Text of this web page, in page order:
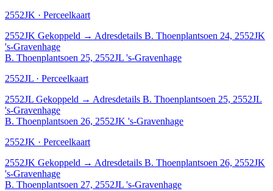
2552JK · Perceelkaart
2552JK Gekoppeld → Adresdetails B. Thoenplantsoen 24, 2552JK
's-Gravenhage
B. Thoenplantsoen 25, 2552JL 's-Gravenhage
2552JL · Perceelkaart
2552JL Gekoppeld → Adresdetails B. Thoenplantsoen 25, 2552JL
's-Gravenhage
B. Thoenplantsoen 26, 2552JK 's-Gravenhage
2552JK · Perceelkaart
2552JK Gekoppeld → Adresdetails B. Thoenplantsoen 26, 2552JK
's-Gravenhage
B. Thoenplantsoen 27, 2552JL 's-Gravenhage